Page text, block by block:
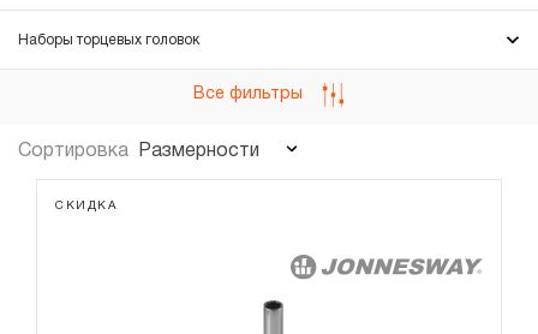
Новинки
Уцененный товар
Забыли пароль?
Наборы торцевых головок
Головки свечные
Головки для ручного гайковерта
Все фильтры
Сортировка Размерности
СКИДКА